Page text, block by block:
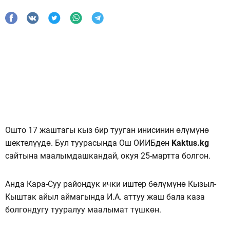
Ошто 17 жаштагы кыз бир тууган инисинин өлүмүнө
шектелүүдө. Бул туурасында Ош ОИИБден Kaktus.kg
сайтына маалымдашкандай, окуя 25-мартта болгон.
Анда Кара-Суу райондук ички иштер бөлүмүнө Кызыл-
Кыштак айыл аймагында И.А. аттуу жаш бала каза
болгондугу тууралуу маалымат түшкөн.